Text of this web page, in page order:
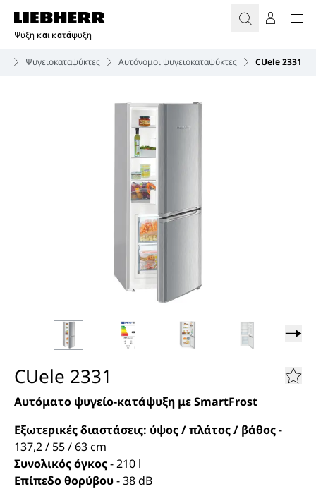
Ψύξη και κατάψυξη
Ψυγειοκαταψύκτες Αυτόνομοι ψυγειοκαταψύκτες CUele 2331
CUele 2331
Αυτόματο ψυγείο-κατάψυξη με SmartFrost
Εξωτερικές διαστάσεις: ύψος / πλάτος / βάθος-
137,2 / 55 / 63cm
Συνολικός όγκος-210 l
Επίπεδο θορύβου-38dB